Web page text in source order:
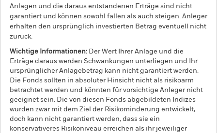
Anlagen und die daraus entstandenen Erträge sind nicht
garantiert und können sowohl fallen als auch steigen. Anleger
erhalten den ursprünglich investierten Betrag eventuell nicht
zurück.
Wichtige Informationen: Der Wert Ihrer Anlage und die
Erträge daraus werden Schwankungen unterliegen und Ihr
ursprünglicher Anlagebetrag kann nicht garantiert werden.
Die Fonds sollten in absoluter Hinsicht nicht als risikoarm
betrachtet werden und könnten für vorsichtige Anleger nicht
geeignet sein. Die von diesen Fonds abgebildeten Indizes
wurden zwar mit dem Ziel der Risikominderung entwickelt,
doch kann nicht garantiert werden, dass sie ein
konservativeres Risikoniveau erreichen als ihr jeweiliger